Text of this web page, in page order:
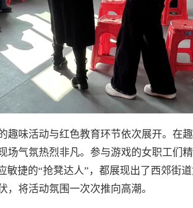
趣味活动与红色教育环节依次展开。在
场气氛热烈非凡。参与游戏的女职工们
敏捷的“抢凳达人”，都展现出了西郊街
，将活动氛围一次次推向高潮。